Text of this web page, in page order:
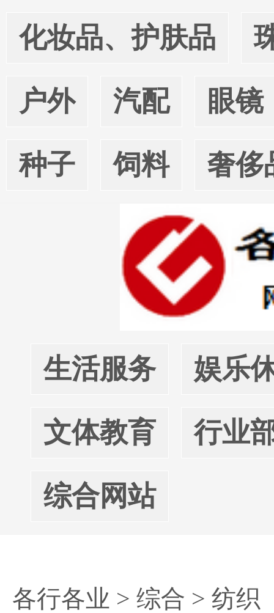
化妆品、护肤品
户外 汽配 眼镜
种子 饲料 奢侈
生活服务 娱乐
文体教育 行业
综合网站
各行各业 > 综合 > 纺织